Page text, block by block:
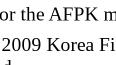
the AFPK
Korea